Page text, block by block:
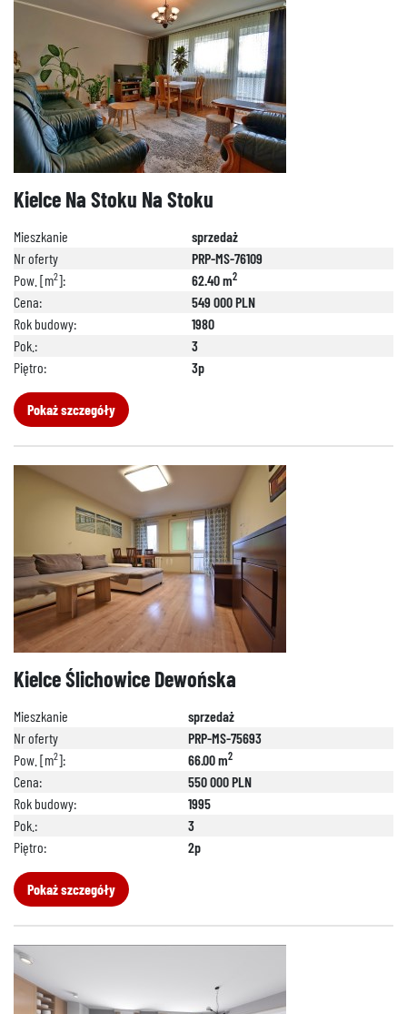
Kielce Na Stoku Na Stoku
Mieszkanie
sprzedaż
Nr oferty
PRP-MS-76109
Pow. [m2]: 62.40 m2
Cena:
549 000 PLN
Rok budowy:
1980
Pok.:
3
Piętro:
3p
Pokaż szczegóły
Kielce Ślichowice Dewońska
Mieszkanie
sprzedaż
Nr oferty
PRP-MS-75693
Pow. [m2]: 66.00 m2
Cena:
550 000 PLN
Rok budowy:
1995
Pok.:
3
Piętro:
2p
Pokaż szczegóły